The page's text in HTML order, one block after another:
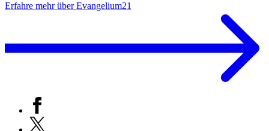
Erfahre mehr über Evangelium21